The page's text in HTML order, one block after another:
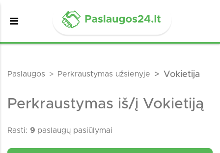
Paslaugos Perkraustymas užsienyje Vokietija
Perkraustymas iš/į Vokietiją
Rasti: 9 paslaugų pasiūlymai